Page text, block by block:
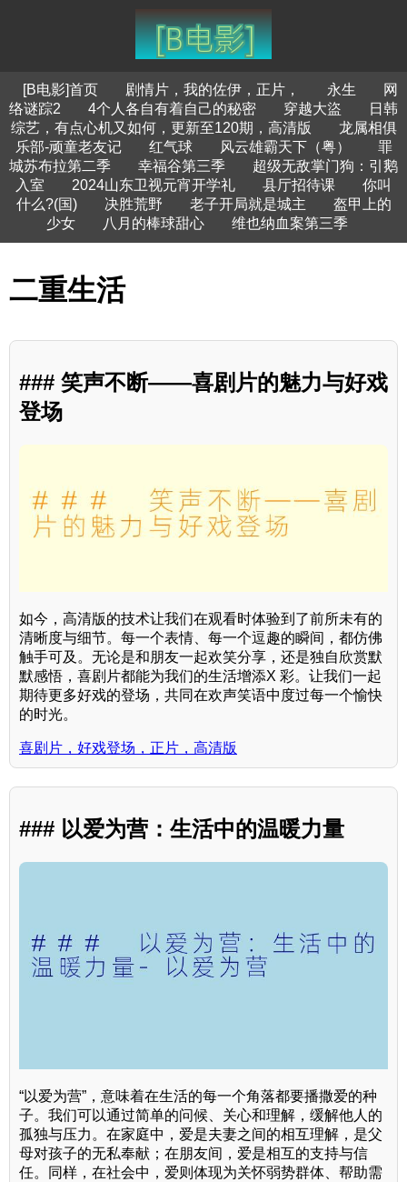
[B电影]首页 剧情片，我的佐伊，正片， 永生
网
络谜踪2
4个人各自有着自己的秘密 穿越大盜
日韩
综艺，有点心机又如何，更新至120期，高清版
龙属相俱
乐部-顽童老友记
红气球 风云雄霸天下（粤）
罪
城苏布拉第二季
幸福谷第三季
超级无敌掌门狗：引鹅
入室
2024山东卫视元宵开学礼 县厅招待课
你叫
什么?(国)
决胜荒野 老子开局就是城主
盔甲上的
少女
八月的棒球甜心 维也纳血案第三季
二重生活
### 笑声不断——喜剧片的魅力与好戏
登场
如今，高清版的技术让我们在观看时体验到了前所未有的
清晰度与细节。每一个表情、每一个逗趣的瞬间，都仿佛
触手可及。无论是和朋友一起欢笑分享，还是独自欣赏默
默感悟，喜剧片都能为我们的生活增添X 彩。让我们一起
期待更多好戏的登场，共同在欢声笑语中度过每一个愉快
的时光。
喜剧片，好戏登场，正片，高清版
### 以爱为营：生活中的温暖力量
“以爱为营”，意味着在生活的每一个角落都要播撒爱的种
子。我们可以通过简单的问候、关心和理解，缓解他人的
孤独与压力。在家庭中，爱是夫妻之间的相互理解，是父
母对孩子的无私奉献；在朋友间，爱是相互的支持与信
任。同样，在社会中，爱则体现为关怀弱势群体、帮助需